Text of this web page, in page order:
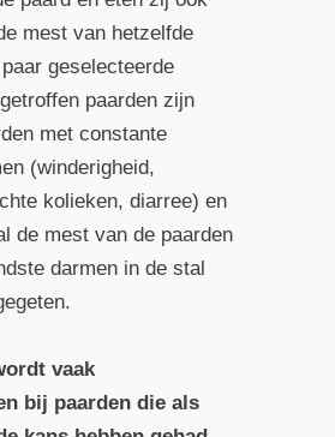
mest van hetzelfde
geselecteerde
paarden zijn
met constante
(winderigheid,
kolieken, diarree) en
de mest van de paarden
darmen in de stal
vaak
bij paarden die als